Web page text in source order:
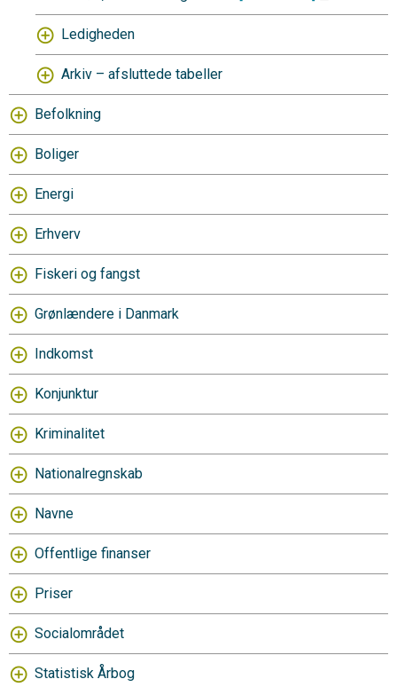
Ledigheden
Arkiv – afsluttede tabeller
Befolkning
Boliger
Energi
Erhverv
Fiskeri og fangst
Grønlændere i Danmark
Indkomst
Konjunktur
Kriminalitet
Nationalregnskab
Navne
Offentlige finanser
Priser
Socialområdet
Statistisk Årbog